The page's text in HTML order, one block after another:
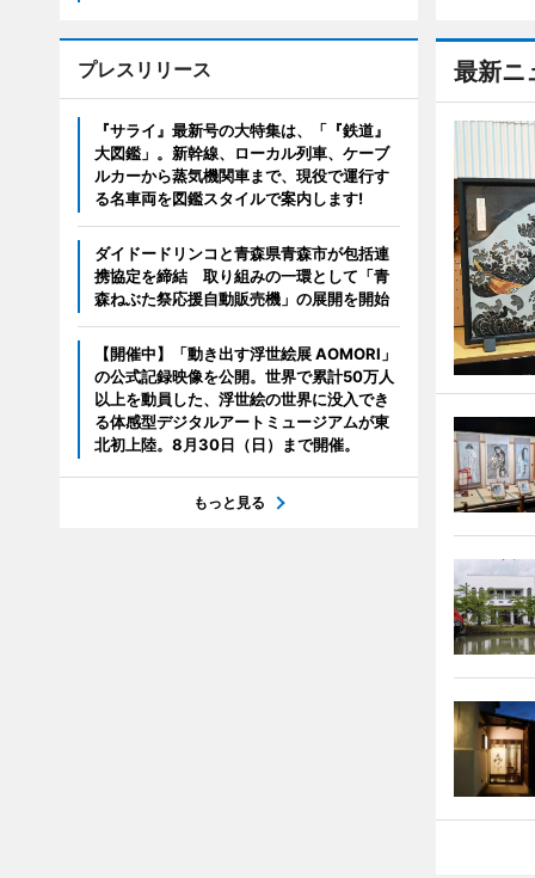
最新ニ
プレスリリース
『サライ』最新号の大特集は、「『鉄道』
大図鑑」。新幹線、ローカル列車、ケーブ
ルカーから蒸気機関車まで、現役で運行す
る名車両を図鑑スタイルで案内します!
ダイドードリンコと青森県青森市が包括連
携協定を締結 取り組みの一環として「青
森ねぶた祭応援自動販売機」の展開を開始
【開催中】「動き出す浮世絵展 AOMORI」
の公式記録映像を公開。世界で累計50万人
以上を動員した、浮世絵の世界に没入でき
る体感型デジタルアートミュージアムが東
北初上陸。8月30日（日）まで開催。
もっと見る